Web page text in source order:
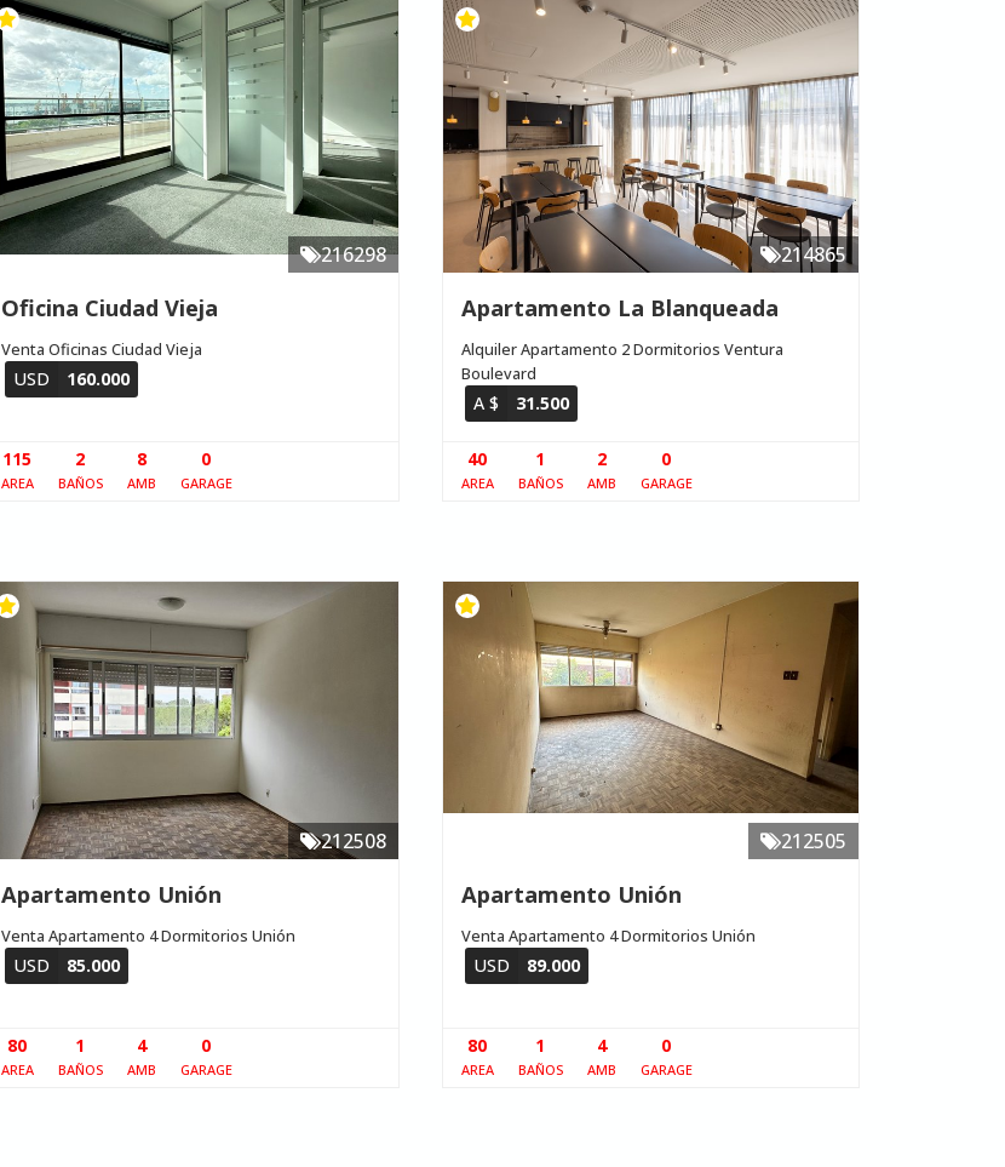
216298
Oficina Ciudad Vieja
Venta Oficinas Ciudad Vieja
USD 160.000
115
AREA
2
BAÑOS
8
AMB
0
GARAGE
214865
Apartamento La Blanqueada
Alquiler Apartamento 2 Dormitorios Ventura
Boulevard
A $ 31.500
40
AREA
1
BAÑOS
2
AMB
0
GARAGE
212508
Apartamento Unión
Venta Apartamento 4 Dormitorios Unión
USD 85.000
80
AREA
1
BAÑOS
4
AMB
0
GARAGE
212505
Apartamento Unión
Venta Apartamento 4 Dormitorios Unión
USD 89.000
80
AREA
1
BAÑOS
4
AMB
0
GARAGE